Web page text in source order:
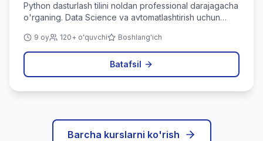
Python dasturlash tilini noldan professional darajagacha
o'rganing. Data Science va avtomatlashtirish uchun
9 oy 120+ o'quvchi Boshlang'ich
Batafsil
Barcha kurslarni ko'rish